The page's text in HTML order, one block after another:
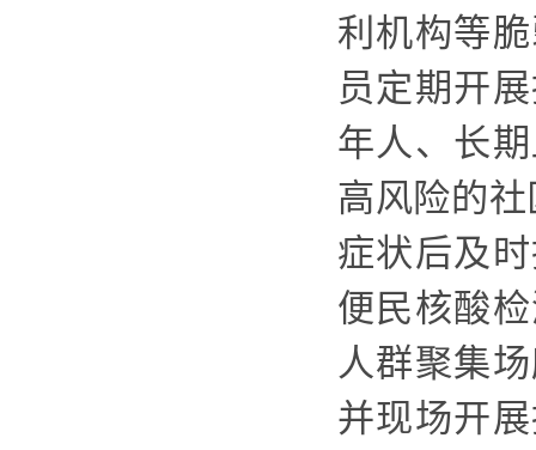
利机构等
员定期开
年人、长
高风险的
症状后及
便民核酸
人群聚集
并现场开